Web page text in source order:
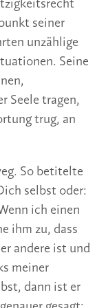
seiner
unzählige
Seine
Seele tragen,
trug, an
So betitelte
selbst oder:
ich einen
ihm zu, dass
andere ist und
meiner
dann ist er